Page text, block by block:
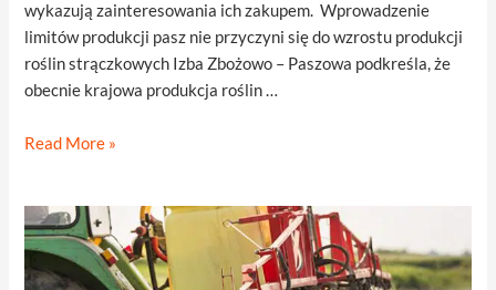
wykazują zainteresowania ich zakupem. Wprowadzenie
limitów produkcji pasz nie przyczyni się do wzrostu produkcji
roślin strączkowych Izba Zbożowo – Paszowa podkreśla, że
obecnie krajowa produkcja roślin …
Wprowadzenie
pasz
–
Izba
Read More »